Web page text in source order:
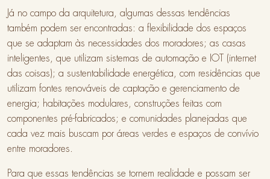
Já no campo da arquitetura, algumas dessas tendências
também podem ser encontradas: a flexibilidade dos espaços
que se adaptam às necessidades dos moradores; as casas
inteligentes, que utilizam sistemas de automação e IOT (internet
das coisas); a sustentabilidade energética, com residências que
utilizam fontes renováveis de captação e gerenciamento de
energia; habitações modulares, construções feitas com
componentes pré-fabricados; e comunidades planejadas que
cada vez mais buscam por áreas verdes e espaços de convívio
entre moradores.
Para que essas tendências se tornem realidade e possam ser